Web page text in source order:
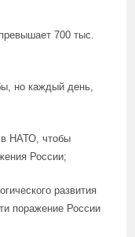
700 тыс.
но каждый день,
в НАТО, чтобы
России;
развития
поражение России